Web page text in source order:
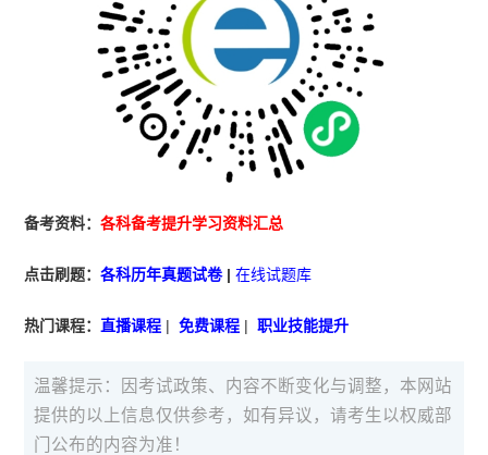
备考资料：各科备考提升学习资料汇总
点击刷题：各科历年真题试卷|在线试题库
热门课程： 直播课程 |免费课程 | 职业技能提升
温馨提示：因考试政策、内容不断变化与调整，本网站
提供的以上信息仅供参考，如有异议，请考生以权威部
门公布的内容为准！